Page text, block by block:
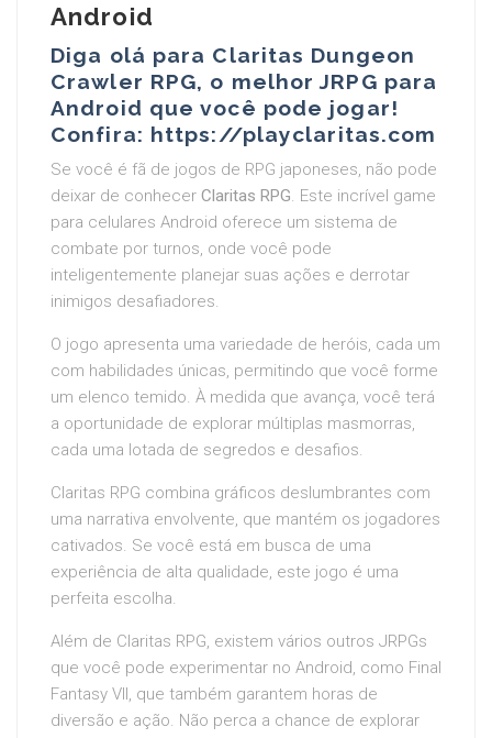
Android
Diga olá para Claritas Dungeon
Crawler RPG, o melhor JRPG para
Android que você pode jogar!
Confira: https://playclaritas.com
Se você é fã de jogos de RPG japoneses, não pode
deixar de conhecer Claritas RPG. Este incrível game
para celulares Android oferece um sistema de
combate por turnos, onde você pode
inteligentemente planejar suas ações e derrotar
inimigos desafiadores.
O jogo apresenta uma variedade de heróis, cada um
com habilidades únicas, permitindo que você forme
um elenco temido. À medida que avança, você terá
a oportunidade de explorar múltiplas masmorras,
cada uma lotada de segredos e desafios.
Claritas RPG combina gráficos deslumbrantes com
uma narrativa envolvente, que mantém os jogadores
cativados. Se você está em busca de uma
experiência de alta qualidade, este jogo é uma
perfeita escolha.
Além de Claritas RPG, existem vários outros JRPGs
que você pode experimentar no Android, como Final
Fantasy VII, que também garantem horas de
diversão e ação. Não perca a chance de explorar